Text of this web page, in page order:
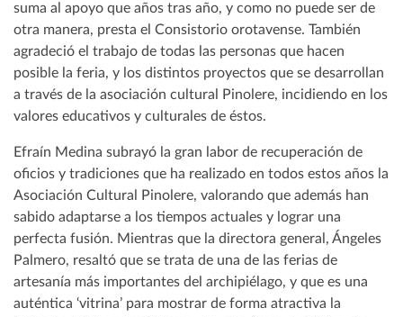
suma al apoyo que años tras año, y como no puede ser de
otra manera, presta el Consistorio orotavense. También
agradeció el trabajo de todas las personas que hacen
posible la feria, y los distintos proyectos que se desarrollan
a través de la asociación cultural Pinolere, incidiendo en los
valores educativos y culturales de éstos.
Efraín Medina subrayó la gran labor de recuperación de
oficios y tradiciones que ha realizado en todos estos años la
Asociación Cultural Pinolere, valorando que además han
sabido adaptarse a los tiempos actuales y lograr una
perfecta fusión. Mientras que la directora general, Ángeles
Palmero, resaltó que se trata de una de las ferias de
artesanía más importantes del archipiélago, y que es una
auténtica ‘vitrina’ para mostrar de forma atractiva la